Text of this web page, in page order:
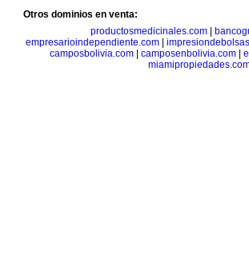
Otros dominios en venta:
productosmedicinales.com|
empresarioindependiente.com
camposbolivia.com| camposenbolivia.com|